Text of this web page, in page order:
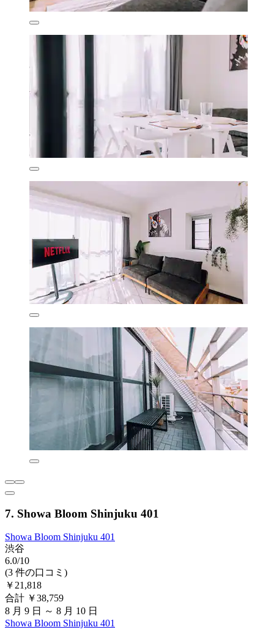
7. Showa Bloom Shinjuku 401
Showa Bloom Shinjuku 401
渋谷
6.0/10
(3 件の口コミ)
￥21,818
合計 ￥38,759
8 月 9 日 ～ 8 月 10 日
Showa Bloom Shinjuku 401